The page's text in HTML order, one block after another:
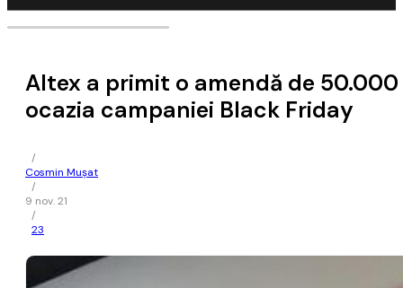
Altex a primit o amendă de
ocazia campaniei Black Friday
/
Cosmin Mușat
/
9 nov. 21
/
23